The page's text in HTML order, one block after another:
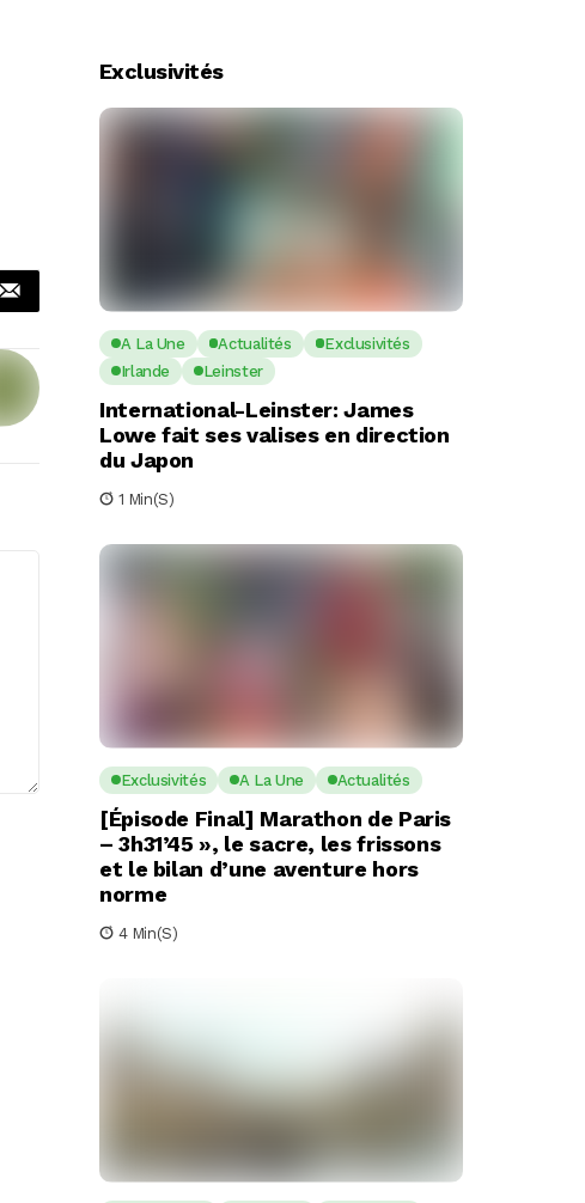
Exclusivités
A La Une Actualités
Exclusivités
Irlande
Leinster
International-Leinster: James
Lowe fait ses valises en direction
du Japon
1 Min(s)
Exclusivités A La Une Actualités
[Épisode Final] Marathon de Paris
– 3h31’45 », le sacre, les frissons
et le bilan d’une aventure hors
norme
4 Min(s)